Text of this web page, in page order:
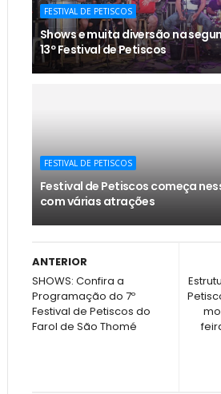
FESTIVAL DE PETISCOS
Shows e muita diversão na
13º Festival de Petiscos
FESTIVAL DE PETISCOS
Festival de Petiscos começa
com várias atrações
ANTERIOR
SHOWS: Confira a
Programação do 7º
Festival de Petiscos do
Farol de São Thomé